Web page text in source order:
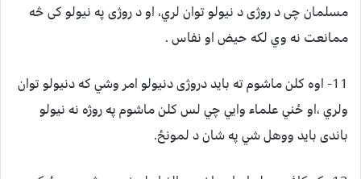
مسلمان چی د روژی د نيولو توان لري، او د روژی په نيولو کی څه
ممانعت نه وي لکه حيض او نفاس .
11- اوه کلن ماشوم ته بايد دروژی دنيولو امر وشي که دنيولو توان
ولري ،او ځني علماء وايي چي لس کلن ماشوم په روژه نه نيولو
باندی بايد ووهل شي په شان د لمونځ.